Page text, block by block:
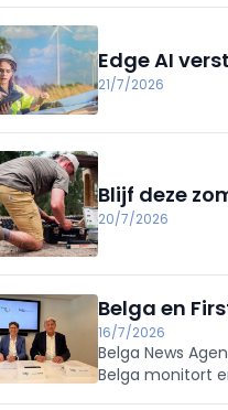
Edge AI
21/7/2026
Blijf deze
20/7/2026
Belga en
16/7/2026
Belga News
Belga monitort